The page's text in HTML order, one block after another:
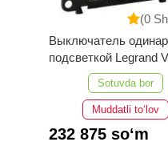
(0
Выключатель
подсветкой Legrand
Sotuvda bor
Muddatli to‘lov
232 875 so‘m